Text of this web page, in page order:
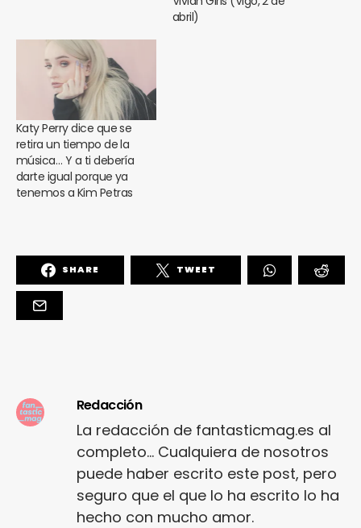
abril)
Katy Perry dice que se
retira un tiempo de la
música… Y a ti debería
darte igual porque ya
tenemos a Kim Petras
SHARE TWEET
Redacción
La redacción de fantasticmag.es al
completo... Cualquiera de nosotros
puede haber escrito este post, pero
seguro que el que lo ha escrito lo ha
hecho con mucho amor.